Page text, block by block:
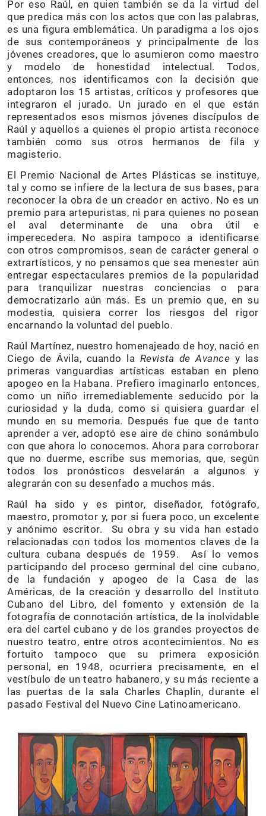
Por eso Raúl, en quien también se da la virtud del
que predica más con los actos que con las palabras,
es una figura emblemática. Un paradigma a los ojos
de sus contemporáneos y principalmente de los
jóvenes creadores, que lo asumieron como maestro
y modelo de honestidad intelectual. Todos,
entonces, nos identificamos con la decisión que
adoptaron los 15 artistas, críticos y profesores que
integraron el jurado. Un jurado en el que están
representados esos mismos jóvenes discípulos de
Raúl y aquellos a quienes el propio artista reconoce
también como sus otros hermanos de fila y
magisterio.
El Premio Nacional de Artes Plásticas se instituye,
tal y como se infiere de la lectura de sus bases, para
reconocer la obra de un creador en activo. No es un
premio para artepuristas, ni para quienes no posean
el aval determinante de una obra útil e
imperecedera. No aspira tampoco a identificarse
con otros compromisos, sean de carácter general o
extrartísticos, y no pensamos que sea menester aún
entregar espectaculares premios de la popularidad
para tranquilizar nuestras conciencias o para
democratizarlo aún más. Es un premio que, en su
modestia, quisiera correr los riesgos del rigor
encarnando la voluntad del pueblo.
Raúl Martínez, nuestro homenajeado de hoy, nació en
Ciego de Ávila, cuando la Revista de Avance y las
primeras vanguardias artísticas estaban en pleno
apogeo en la Habana. Prefiero imaginarlo entonces,
como un niño irremediablemente seducido por la
curiosidad y la duda, como si quisiera guardar el
mundo en su memoria. Después fue que de tanto
aprender a ver, adoptó ese aire de chino sonámbulo
con que ahora lo conocemos. Ahora para corroborar
que no duerme, escribe sus memorias, que, según
todos los pronósticos desvelarán a algunos y
alegrarán con su desenfado a muchos más.
Raúl ha sido y es pintor, diseñador, fotógrafo,
maestro, promotor y, por si fuera poco, un excelente
y anónimo escritor. Su obra y su vida han estado
relacionadas con todos los momentos claves de la
cultura cubana después de 1959. Así lo vemos
participando del proceso germinal del cine cubano,
de la fundación y apogeo de la Casa de las
Américas, de la creación y desarrollo del Instituto
Cubano del Libro, del fomento y extensión de la
fotografía de connotación artística, de la inolvidable
era del cartel cubano y de los grandes proyectos de
nuestro teatro, entre otros acontecimientos. No es
fortuito tampoco que su primera exposición
personal, en 1948, ocurriera precisamente, en el
vestíbulo de un teatro habanero, y su más reciente a
las puertas de la sala Charles Chaplin, durante el
pasado Festival del Nuevo Cine Latinoamericano.